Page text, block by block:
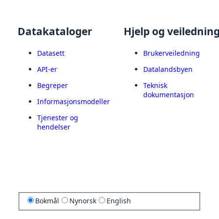
Datakataloger
Datasett
API-er
Begreper
Informasjonsmodeller
Tjenester og
hendelser
Hjelp og
Brukerveiledning
Datalandsbyen
Teknisk
dokumentasjon
Bokmål Nynorsk English